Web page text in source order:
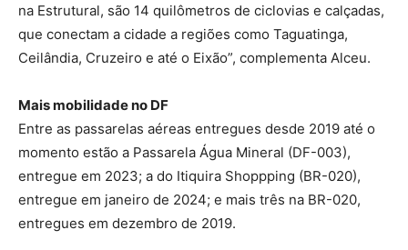
na Estrutural, são 14 quilômetros de ciclovias e calçadas,
que conectam a cidade a regiões como Taguatinga,
Ceilândia, Cruzeiro e até o Eixão”, complementa Alceu.
Mais mobilidade no DF
Entre as passarelas aéreas entregues desde 2019 até o
momento estão a Passarela Água Mineral (DF-003),
entregue em 2023; a do Itiquira Shoppping (BR-020),
entregue em janeiro de 2024; e mais três na BR-020,
entregues em dezembro de 2019.